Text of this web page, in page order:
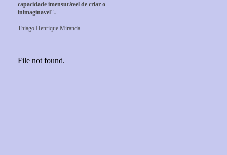
capacidade imensurável de criar o
inimaginavel".
Thiago Henrique Miranda